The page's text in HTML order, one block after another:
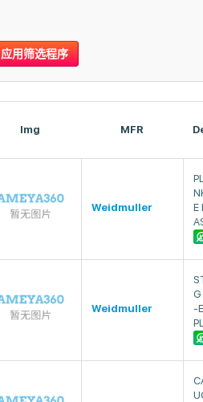
应用筛选程序
Img MFR
Weidmuller
E
Weidmuller
-